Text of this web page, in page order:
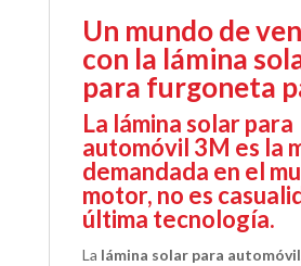
Un mundo de
con la lámina
para furgoneta
La lámina solar para
automóvil 3M es la
demandada en el
motor, no es
última tecnología.
La lámina solar para automóvil